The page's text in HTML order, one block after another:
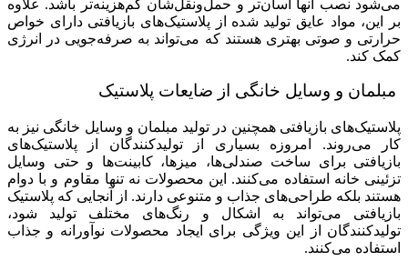
می‌شود نصب آنها آسان‌تر و حمل‌ونقل‌شان کم‌هزینه‌تر باشد. علاوه
بر این، مواد عایق تولید شده از پلاستیک‌های بازیافتی دارای خواص
حرارتی و صوتی بهتری هستند که می‌تواند به صرفه‌جویی در انرژی
کمک کند.
مبلمان و وسایل خانگی از ضایعات پلاستیک
پلاستیک‌های بازیافتی همچنین در تولید مبلمان و وسایل خانگی نیز به
کار می‌روند. امروزه بسیاری از تولیدکنندگان از پلاستیک‌های
بازیافتی برای ساخت صندلی‌ها، میزها، کابینت‌ها و حتی وسایل
تزئینی خانه استفاده می‌کنند. این محصولات نه تنها مقاوم و با دوام
هستند بلکه طراحی‌های جذاب و متنوعی دارند. از آنجایی که پلاستیک
بازیافتی می‌تواند به اشکال و رنگ‌های مختلف تولید شود،
تولیدکنندگان از این ویژگی برای ایجاد محصولات نوآورانه و جذاب
استفاده می‌کنند.